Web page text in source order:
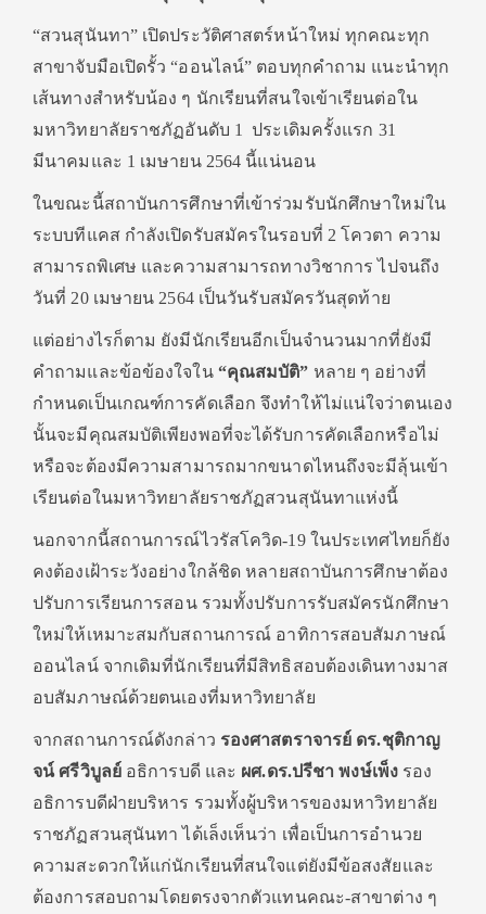
“สวนสุนันทา” เปิดประวัติศาสตร์หน้าใหม่ ทุกคณะทุก
สาขาจับมือเปิดรั้ว “ออนไลน์” ตอบทุกคำถาม แนะนำทุก
เส้นทางสำหรับน้อง ๆ นักเรียนที่สนใจเข้าเรียนต่อใน
มหาวิทยาลัยราชภัฏอันดับ 1 ประเดิมครั้งแรก 31
มีนาคมและ 1 เมษายน 2564 นี้แน่นอน
ในขณะนี้สถาบันการศึกษาที่เข้าร่วมรับนักศึกษาใหม่ใน
ระบบทีแคส กำลังเปิดรับสมัครในรอบที่ 2 โควตา ความ
สามารถพิเศษ และความสามารถทางวิชาการ ไปจนถึง
วันที่ 20 เมษายน 2564 เป็นวันรับสมัครวันสุดท้าย
แต่อย่างไรก็ตาม ยังมีนักเรียนอีกเป็นจำนวนมากที่ยังมี
คำถามและข้อข้องใจใน “คุณสมบัติ” หลาย ๆ อย่างที่
กำหนดเป็นเกณฑ์การคัดเลือก จึงทำให้ไม่แน่ใจว่าตนเอง
นั้นจะมีคุณสมบัติเพียงพอที่จะได้รับการคัดเลือกหรือไม่
หรือจะต้องมีความสามารถมากขนาดไหนถึงจะมีลุ้นเข้า
เรียนต่อในมหาวิทยาลัยราชภัฏสวนสุนันทาแห่งนี้
นอกจากนี้สถานการณ์ไวรัสโควิด-19 ในประเทศไทยก็ยัง
คงต้องเฝ้าระวังอย่างใกล้ชิด หลายสถาบันการศึกษาต้อง
ปรับการเรียนการสอน รวมทั้งปรับการรับสมัครนักศึกษา
ใหม่ให้เหมาะสมกับสถานการณ์ อาทิการสอบสัมภาษณ์
ออนไลน์ จากเดิมที่นักเรียนที่มีสิทธิสอบต้องเดินทางมาส
อบสัมภาษณ์ด้วยตนเองที่มหาวิทยาลัย
จากสถานการณ์ดังกล่าว รองศาสตราจารย์ ดร.ชุติกาญ
จน์ ศรีวิบูลย์อธิการบดี และ ผศ.ดร.ปรีชา พงษ์เพ็งรอง
อธิการบดีฝ่ายบริหาร รวมทั้งผู้บริหารของมหาวิทยาลัย
ราชภัฏสวนสุนันทา ได้เล็งเห็นว่า เพื่อเป็นการอำนวย
ความสะดวกให้แก่นักเรียนที่สนใจแต่ยังมีข้อสงสัยและ
ต้องการสอบถามโดยตรงจากตัวแทนคณะ-สาขาต่าง ๆ